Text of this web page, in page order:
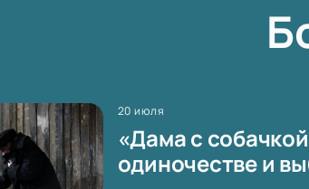
20 июля
«Дама с
одиночестве и